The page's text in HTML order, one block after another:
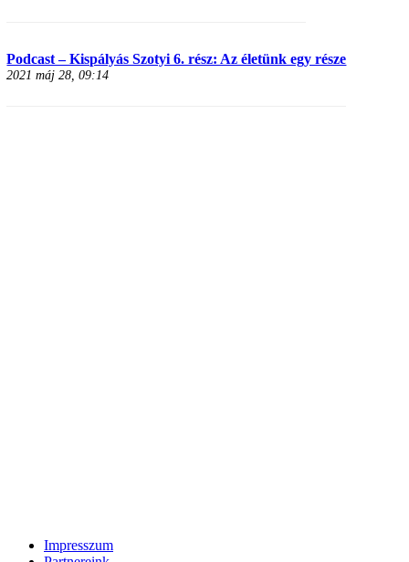
Podcast – Kispályás Szotyi 6. rész: Az életünk egy része
2021 máj 28, 09:14
Impresszum